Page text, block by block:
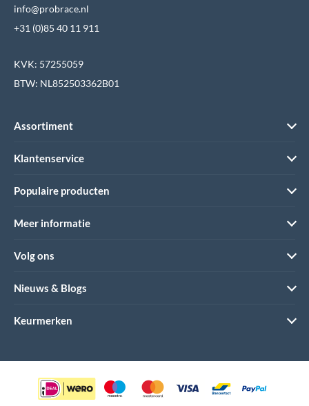
info@probrace.nl
+31 (0)85 40 11 911
KVK: 57255059
BTW: NL852503362B01
Assortiment
Klantenservice
Populaire producten
Meer informatie
Volg ons
Nieuws & Blogs
Keurmerken